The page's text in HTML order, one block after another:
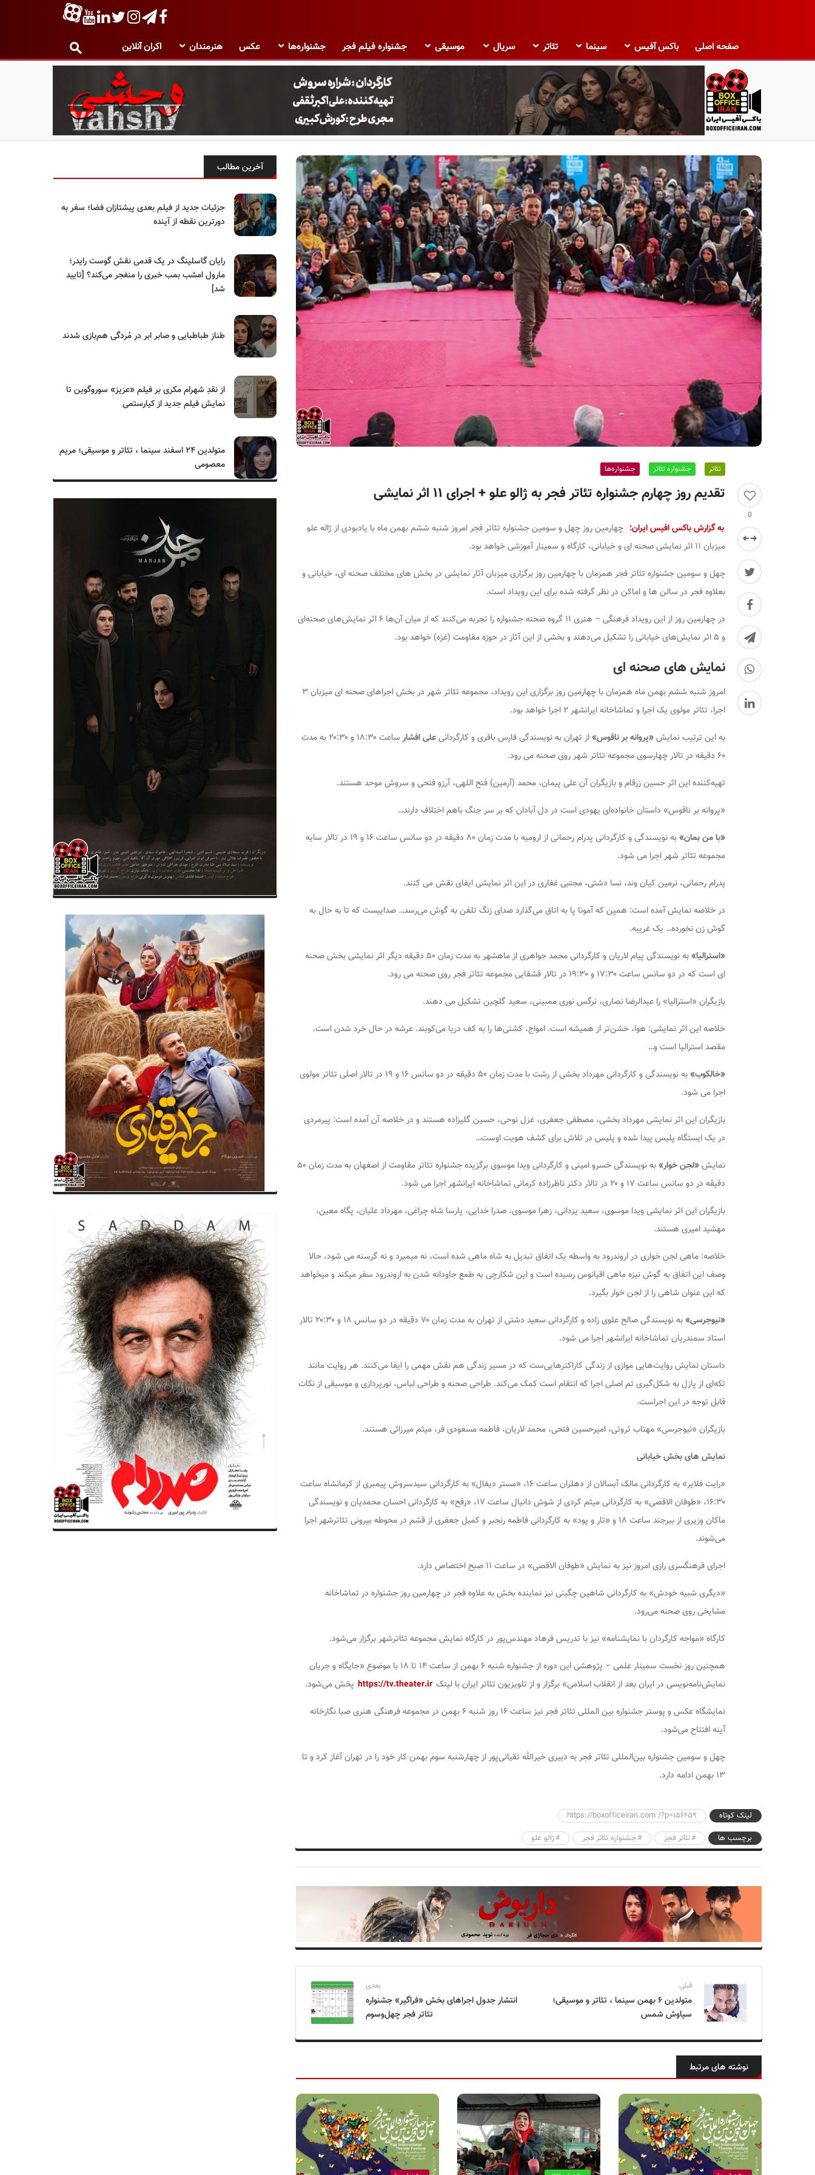
صفحه اصلی باکس آفیس سینما تئاتر سریال موسیقی جشنواره فیلم فجر جشنواره‌ها عکس هنرمندان اکران آنلاین
ب
ک
س
آ
ف
ی
س
ا
ی
ر
ا
ن
0
تئاتر جشنواره تئاتر جشنواره‌ها
تقدیم روز چهارم جشنواره تئاتر فجر به ژالو علو + اجرای ۱۱ اثر نمایشی
به گزارش باکس افیس ایران: چهارمین روز چهل و سومین جشنواره تئاتر فجر امروز شنبه ششم بهمن ماه با یادبودی از ژاله علو
میزبان ۱۱ اثر نمایشی صحنه ای و خیابانی، کارگاه و سمینار آموزشی خواهد بود.
چهل و سومین جشنواره تئاتر فجر همزمان با چهارمین روز برگزاری میزبان آثار نمایشی در بخش های مختلف صحنه ای، خیابانی و
بعلاوه فجر در سالن ها و اماکن در نظر گرفته شده برای این رویداد است.
در چهارمین روز از این رویداد فرهنگی – هنری ۱۱ گروه صحنه جشنواره را تجربه می‌کنند که از میان آن‌ها ۶ اثر نمایش‌های صحنه‌ای
و ۵ اثر نمایش‌های خیابانی را تشکیل می‌دهند و بخشی از این آثار در حوزه مقاومت (غزه) خواهد بود.
نمایش های صحنه ای
امروز شنبه ششم بهمن ماه همزمان با چهارمین روز برگزاری این رویداد، مجموعه تئاتر شهر در بخش اجراهای صحنه ای میزبان ۳
اجرا، تئاتر مولوی یک اجرا و تماشاخانه ایرانشهر ۲ اجرا خواهد بود.
به این ترتیب نمایش«پروانه بر ناقوس»از تهران به نویسندگی فارس باقری و کارگردانیعلی افشار
ساعت ۱۸:۳۰ و ۲۰:۳۰ به مدت
۶۰ دقیقه در تالار چهارسوی مجموعه تئاتر شهر روی صحنه می رود.
تهیه‌کننده این اثر حسین زرقام و بازیگران آن علی ‌پیمان، محمد ‌(آرمین) ‌فتح ‌اللهی، آرزو ‌فتحی و سروش موحد هستند.
«پروانه بر ناقوس» داستان خانواده‌ای یهودی است در دل آبادان که بر سر جنگ باهم اختلاف دارند…
«با من بمان»
به نویسندگی و کارگردانی پدرام رحمانی از ارومیه با مدت زمان ۸۰ دقیقه در دو سانس ساعت ۱۶ و ۱۹ در تالار سایه
مجموعه تئاتر شهر اجرا می شود.
پدرام رحمانی، نرمین کیان وند، نسا دشتی، مجتبی غفاری در این اثر نمایشی ایفای نقش می کنند.
در خلاصه نمایش آمده است: همین که آمونا پا به اتاق می‌گذارد صدای زنگ تلفن به گوش می‌رسد… صداییست که تا به حال به
گوش زن نخورده… یک غریبه.
«استرالیا»
به نویسندگی پیام لاریان و کارگردانی محمد جواهری از ماهشهر به مدت زمان ۵۰ دقیقه دیگر اثر نمایشی بخش صحنه
ای است که در دو سانس ساعت ۱۷:۳۰ و ۱۹:۳۰ در تالار قشقایی مجموعه تئاتر فجر روی صحنه می رود.
بازیگران «استرالیا» را عبدالرضا نصاری، نرگس نوری ممبینی، سعید گلچین تشکیل می دهند.
خلاصه این اثر نمایشی: هوا، خشن‌تر از همیشه است. امواج، کشتی‌ها را به کف دریا می‌کوبند. عرشه در حال خرد شدن است.
مقصد استرالیا است و…
«خالکوب»
به نویسندگی و کارگردانی مهرداد بخشی از رشت با مدت زمان ۵۰ دقیقه در دو سانس ۱۶ و ۱۹ در تالار اصلی تئاتر مولوی
اجرا می شود.
بازیگران این اثر نمایشی مهرداد ‌بخشی، مصطفی جعفری، غزل نوحی، حسین گلیزاده هستند و در خلاصه آن آمده است: پیرمردی
در یک ایستگاه پلیس پیدا شده و پلیس در تلاش برای کشف هویت اوست…
نمایش«لجن خوار»
به نویسندگی خسرو امینی و کارگردانی ویدا موسوی برگزیده جشنواره تئاتر مقاومت از اصفهان به مدت زمان ۵۰
دقیقه در دو سانس ساعت ۱۷ و ۲۰ در تالار دکتر ناظرزاده کرمانی تماشاخانه ایرانشهر اجرا می شود.
بازیگران این اثر نمایشی ویدا ‌موسوی، سعید ‌یزدانی، زهرا ‌موسوی، صدرا ‌خدایی، پارسا ‌شاه ‌چراغی، مهرداد ‌علیان، پگاه ‌معین،
مهشید امیری هستند.
خلاصه: ماهی لجن خواری در اروندرود به واسطه یک اتفاق تبدیل به شاه ماهی شده است، نه میمیرد و نه گرسنه می شود، حالا
وصف این اتفاق به گوش نیزه ماهی اقیانوس رسیده است و این شکارچی به طمع جاودانه شدن به اروندرود سفر میکند و میخواهد
که این عنوان شاهی را از لجن خوار بگیرد.
«نیوجرسی»
به نویسندگی صالح علوی زاده و کارگردانی سعید دشتی از تهران به مدت زمان ۷۰ دقیقه در دو سانس ۱۸ و ۲۰:۳۰ تالار
استاد سمندریان تماشاخانه ایرانشهر اجرا می شود.
داستان نمایش روایت‌هایی موازی از زندگی کاراکترهایی‌ست که در مسیر زندگی هم نقش مهمی را ایفا می‌کنند. هر روایت مانند
تکه‌ای از پازل به شکل‌گیری تم اصلی اجرا که انتقام است کمک می‌کند. طراحی صحنه و طراحی لباس، نورپردازی و موسیقی از نکات
قابل توجه در این اجراست.
بازیگران «نیوجرسی» مهتاب ‌ثروتی، امیرحسین ‌فتحی، محمد ‌لاریان، فاطمه ‌مسعودی ‌فر، میثم ‌میرزائی هستند.
نمایش های بخش خیابانی
«رایت فلایر» به کارگردانی مالک آبسالان از دهلران ساعت ۱۶، «مستر دیفال» به کارگردانی سیدسروش پیمبری از کرمانشاه ساعت
۱۶:۳۰، «طوفان الاقصی» به کارگردانی میثم کردی از شوش دانیال ساعت ۱۷، «رفح» به کارگردانی احسان محمدیان و نویسندگی
ماکان وزیری از بیرجند ساعت ۱۸ و «تار و پود» به کارگردانی فاطمه رنجبر و کمیل جعفری از قشم در محوطه بیرونی تئاترشهر اجرا
می‌شوند.
اجرای فرهنگسری رازی امروز نیز به نمایش «طوفان الاقصی» در ساعت ۱۱ صبح اختصاص دارد.
«دیگری شبیه خودش» به کارگردانی شاهین چگینی نیز نماینده بخشبه علاوه فجر در چهارمین روز جشنواره در تماشاخانه
مشایخی روی صحنه می‌رود.
کارگاه «مواجه کارگردان با نمایشنامه» نیز با تدریس فرهاد مهندس‌پور در کارگاه نمایش مجموعه تئاترشهر برگزار می‌شود.
همچنین روز نخست سمینار علمی – پژوهشی این دوره از جشنواره شنبه ۶ بهمن از ساعت ۱۴ تا ۱۸ با موضوع «جایگاه و جریان
نمایش‌نامه‌نویسی در ایران بعد از انقلاب اسلامی» برگزار و از تلویزیون تئاتر ایران با لینک https://tv.theater.ir پخش می‌شود.
نمایشگاه عکس و پوستر جشنواره بین المللی تئاتر فجر نیز ساعت ۱۶ روز شنبه ۶ بهمن در مجموعه فرهنگی هنری صبا نگارخانه
آینه افتتاح می‌شود.
چهل و سومین جشنواره بین‌المللی تئاتر فجر به دبیری خیرالله تقیانی‌پور از چهارشنبه سوم بهمن کار خود را در تهران آغاز کرد و تا
۱۳ بهمن ادامه دارد.
لینک کوتاه
https://boxofficeiran.com /?p=156659
برچسب ها
تئاتر فجر جشنواره تئاتر فجر ژالو علو
قبلی
متولدین ۶ بهمن سینما ، تئاتر و موسیقی؛
سیاوش شمس
بعدی
انتشار جدول اجراهای بخش «فراگیر» جشنواره
تئاتر فجر چهل‌و‌سوم
نوشته های مرتبط
آخرین مطالب
جزئیات جدید از فیلم بعدی پیشتازان فضا؛ سفر به
دورترین نقطه از آینده
رایان گاسلینگ در یک قدمی نقش گوست رایدر؛
مارول امشب بمب خبری را منفجر می‌کند؟ [تایید
شد]
طناز طباطبایی و صابر ابر در مُردگی هم‌بازی شدند
از نقدِ شهرام مکری بر فیلم «عزیز» سوروگوین تا
نمایش فیلم جدید از کیارستمی
متولدین ۲۴ اسفند سینما ، تئاتر و موسیقی؛ مریم
معصومی